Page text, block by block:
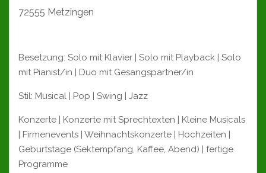
72555 Metzingen
Besetzung: Solo mit Klavier | Solo mit Playback | Solo
mit Pianist/in | Duo mit Gesangspartner/in
Stil: Musical | Pop | Swing | Jazz
Konzerte | Konzerte mit Sprechtexten | Kleine Musicals
| Firmenevents | Weihnachtskonzerte | Hochzeiten |
Geburtstage (Sektempfang, Kaffee, Abend) | fertige
Programme